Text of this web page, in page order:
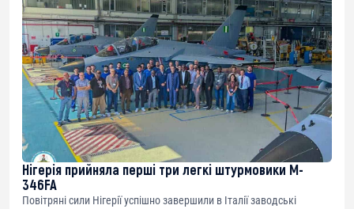
Нігерія прийняла перші три легкі штурмовики M-
346FA
Повітряні сили Нігерії успішно завершили в Італії заводські